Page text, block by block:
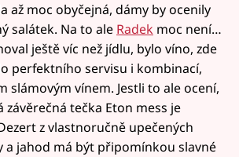
až moc obyčejná, dámy by ocenily
salátek. Na to ale Radek moc není…
ještě víc než jídlu, bylo víno, zde
perfektního servisu i kombinací,
slámovým vínem. Jestli to ale ocení,
závěrečná tečka Eton mess je
z vlastnoručně upečených
a jahod má být připomínkou slavné